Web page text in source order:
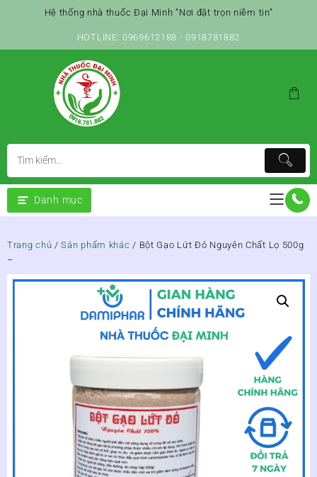
Hệ thống nhà thuốc Đại Minh “Nơi đặt trọn niềm tin”
HOTLINE: 0969612188 - 0918781882
Danh mục
Trang chủ /Sản phẩm khác / Bột Gạo Lứt Đỏ Nguyên Chất Lọ 500g
–